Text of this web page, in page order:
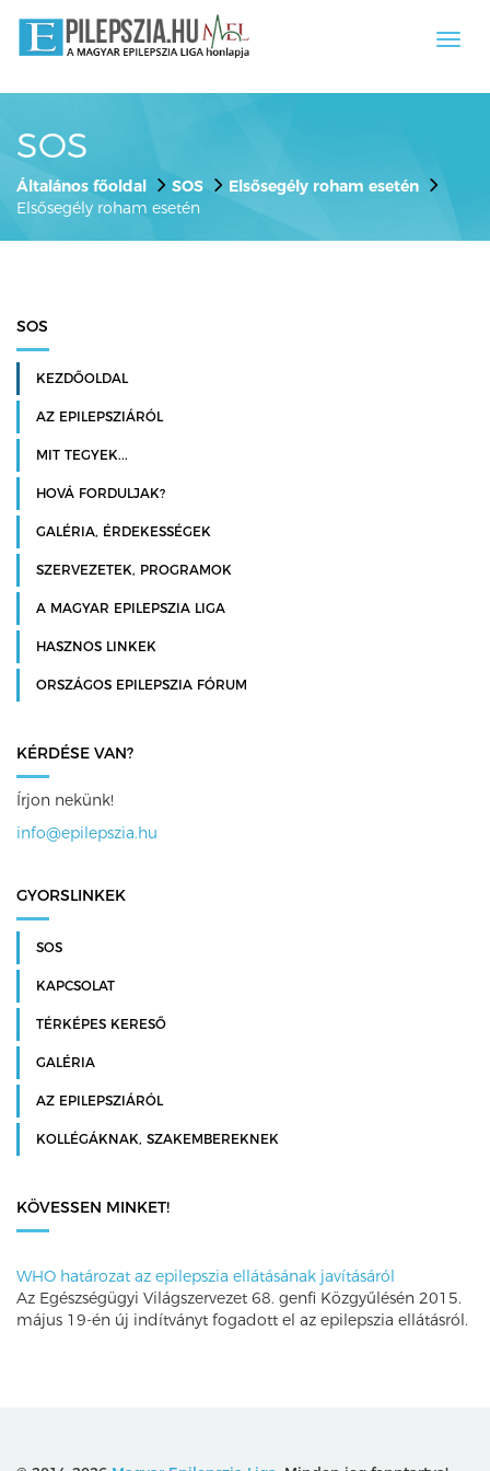
SOS
Általános főoldal SOS
Elsősegély roham esetén
Elsősegély roham esetén
SOS
KEZDŐOLDAL
AZ EPILEPSZIÁRÓL
MIT TEGYEK...
HOVÁ FORDULJAK?
GALÉRIA, ÉRDEKESSÉGEK
SZERVEZETEK, PROGRAMOK
A MAGYAR EPILEPSZIA LIGA
HASZNOS LINKEK
ORSZÁGOS EPILEPSZIA FÓRUM
KÉRDÉSE VAN?
Írjon nekünk!
info@epilepszia.hu
GYORSLINKEK
SOS
KAPCSOLAT
TÉRKÉPES KERESŐ
GALÉRIA
AZ EPILEPSZIÁRÓL
KOLLÉGÁKNAK, SZAKEMBEREKNEK
KÖVESSEN MINKET!
WHO határozat az epilepszia ellátásának javításáról
Az Egészségügyi Világszervezet 68. genfi Közgyűlésén 2015.
május 19-én új indítványt fogadott el az epilepszia ellátásról.